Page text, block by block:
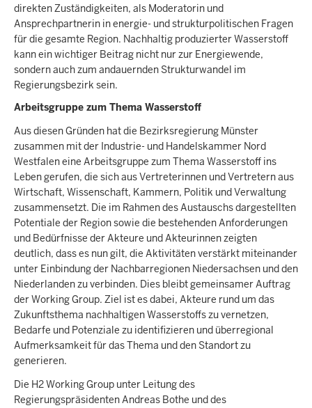
direkten Zuständigkeiten, als Moderatorin und
Ansprechpartnerin in energie- und strukturpolitischen Fragen
für die gesamte Region. Nachhaltig produzierter Wasserstoff
kann ein wichtiger Beitrag nicht nur zur Energiewende,
sondern auch zum andauernden Strukturwandel im
Regierungsbezirk sein.
Arbeitsgruppe zum Thema Wasserstoff
Aus diesen Gründen hat die Bezirksregierung Münster
zusammen mit der Industrie- und Handelskammer Nord
Westfalen eine Arbeitsgruppe zum Thema Wasserstoff ins
Leben gerufen, die sich aus Vertreterinnen und Vertretern aus
Wirtschaft, Wissenschaft, Kammern, Politik und Verwaltung
zusammensetzt. Die im Rahmen des Austauschs dargestellten
Potentiale der Region sowie die bestehenden Anforderungen
und Bedürfnisse der Akteure und Akteurinnen zeigten
deutlich, dass es nun gilt, die Aktivitäten verstärkt miteinander
unter Einbindung der Nachbarregionen Niedersachsen und den
Niederlanden zu verbinden. Dies bleibt gemeinsamer Auftrag
der Working Group. Ziel ist es dabei, Akteure rund um das
Zukunftsthema nachhaltigen Wasserstoffs zu vernetzen,
Bedarfe und Potenziale zu identifizieren und überregional
Aufmerksamkeit für das Thema und den Standort zu
generieren.
Die H2 Working Group unter Leitung des
Regierungspräsidenten Andreas Bothe und des